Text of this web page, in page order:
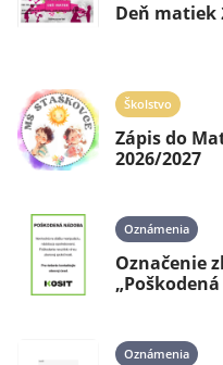
Deň matiek
Školstvo
Zápis do
2026/2027
Oznámenia
Označenie
„Poškodená
Oznámenia